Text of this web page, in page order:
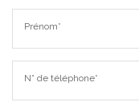
Prénom*
N° de téléphone*